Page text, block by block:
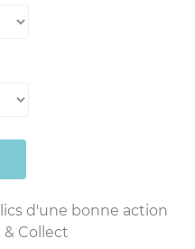
d'une bonne action
& Collect